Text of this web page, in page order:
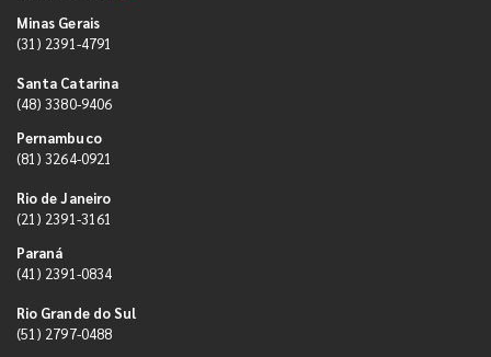
Minas Gerais
(31) 2391-4791
Santa Catarina
(48) 3380-9406
Pernambuco
(81) 3264-0921
Rio de Janeiro
(21) 2391-3161
Paraná
(41) 2391-0834
Rio Grande do Sul
(51) 2797-0488